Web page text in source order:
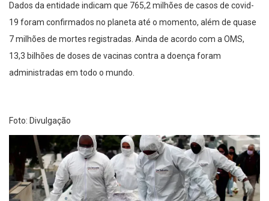
Dados da entidade indicam que 765,2 milhões de casos de covid-
19 foram confirmados no planeta até o momento, além de quase
7 milhões de mortes registradas. Ainda de acordo com a OMS,
13,3 bilhões de doses de vacinas contra a doença foram
administradas em todo o mundo.
Foto: Divulgação